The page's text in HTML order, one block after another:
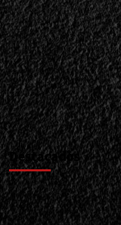
Regresa
a
Argentina!!!
</div>
Destacados